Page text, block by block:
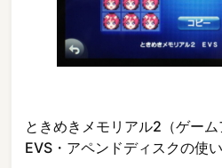
ときめきメモリアル2（ゲーム
EVS・アペンドディスクの使